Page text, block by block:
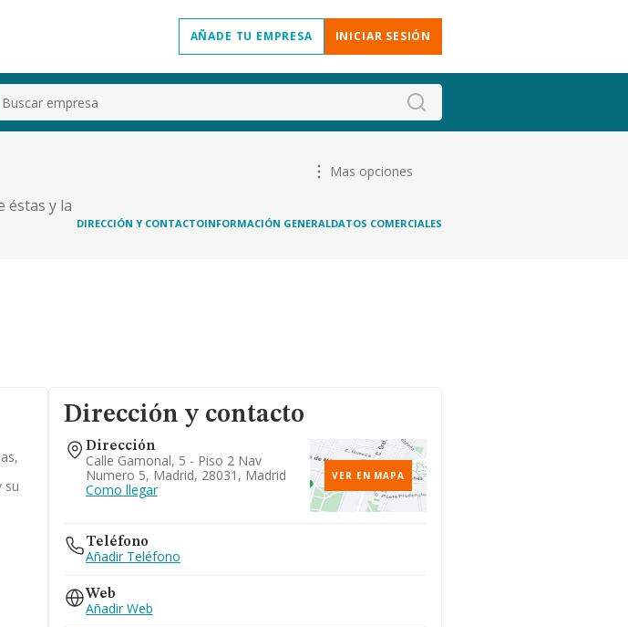
AÑADE TU EMPRESA INICIAR SESIÓN
éstas y la
y su venta según
Mas opciones
DIRECCIÓN Y CONTACTOINFORMACIÓN GENERALDATOS COMERCIALES
su
Dirección y contacto
Dirección
Calle Gamonal, 5 - Piso 2 Nav
Numero 5, Madrid, 28031, Madrid
Como llegar
VER EN MAPA
Teléfono
Añadir Teléfono
Web
Añadir Web